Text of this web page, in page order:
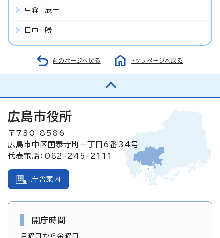
中森 辰一
田中 勝
前のページへ戻る トップページへ戻る
広島市役所
〒730-8586
広島市中区国泰寺町一丁目6番34号
代表電話：082-245-2111
庁舎案内
開庁時間
月曜日から金曜日